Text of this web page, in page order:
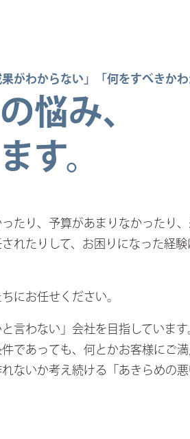
果がわからない」「何をすべきかわ
悩み、
す。
たり、予算があまりなかったり、
れたりして、お困りになった経験
にお任せください。
言わない」会社を目指しています
であっても、何とかお客様にご満
ないか考え続ける「あきらめの悪